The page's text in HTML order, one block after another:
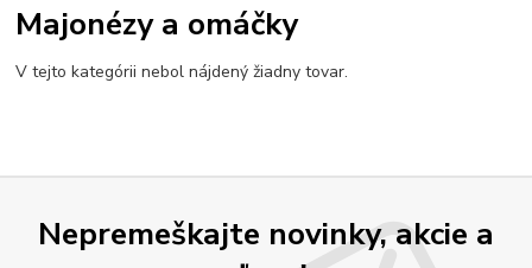
Majonézy a omáčky
V tejto kategórii nebol nájdený žiadny tovar.
Nepremeškajte novinky, akcie a